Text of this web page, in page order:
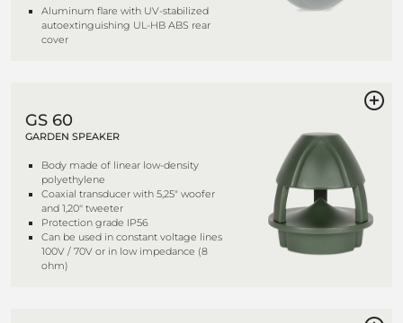
Aluminum flare with UV-stabilized
autoextinguishing UL-HB ABS rear
cover
GS 60
GARDEN SPEAKER
Body made of linear low-density
polyethylene
Coaxial transducer with 5,25" woofer
and 1,20'' tweeter
Protection grade IP56
Can be used in constant voltage lines
100V / 70V or in low impedance (8
ohm)